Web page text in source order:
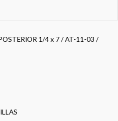
1/4 x 7 / AT-11-03 /